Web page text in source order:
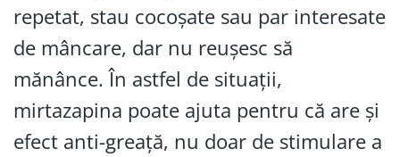
repetat, stau cocoșate sau par interesate
de mâncare, dar nu reușesc să
mănânce. În astfel de situații,
mirtazapina poate ajuta pentru că are și
efect anti-greață, nu doar de stimulare a